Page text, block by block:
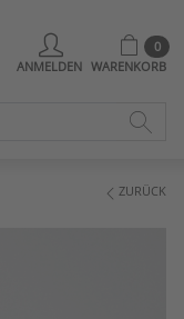
ANMELDEN
0
WARENKORB
ZURÜCK